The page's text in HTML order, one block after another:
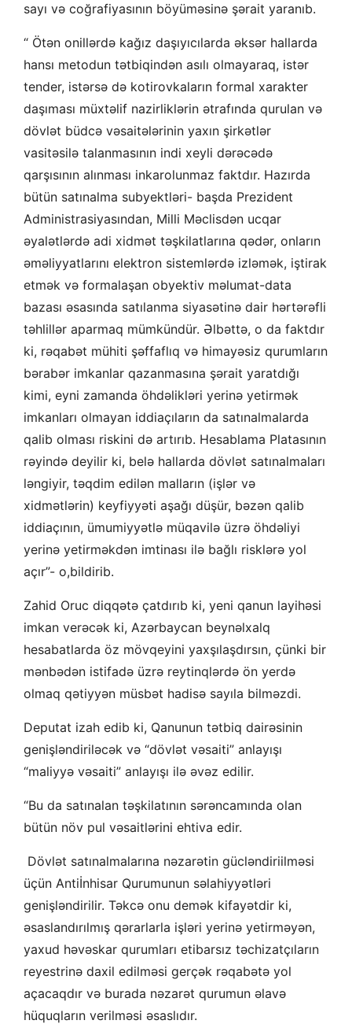
sayı və coğrafiyasının böyüməsinə şərait yaranıb.
“ Ötən onillərdə kağız daşıyıcılarda əksər hallarda
hansı metodun tətbiqindən asılı olmayaraq, istər
tender, istərsə də kotirovkaların formal xarakter
daşıması müxtəlif nazirliklərin ətrafında qurulan və
dövlət büdcə vəsaitələrinin yaxın şirkətlər
vasitəsilə talanmasının indi xeyli dərəcədə
qarşısının alınması inkarolunmaz faktdır. Hazırda
bütün satınalma subyektləri- başda Prezident
Administrasiyasından, Milli Məclisdən ucqar
əyalətlərdə adi xidmət təşkilatlarına qədər, onların
əməliyyatlarını elektron sistemlərdə izləmək, iştirak
etmək və formalaşan obyektiv məlumat-data
bazası əsasında satılanma siyasətinə dair hərtərəfli
təhlillər aparmaq mümkündür. Əlbəttə, o da faktdır
ki, rəqabət mühiti şəffaflıq və himayəsiz qurumların
bərabər imkanlar qazanmasına şərait yaratdığı
kimi, eyni zamanda öhdəlikləri yerinə yetirmək
imkanları olmayan iddiaçıların da satınalmalarda
qalib olması riskini də artırıb. Hesablama Platasının
rəyində deyilir ki, belə hallarda dövlət satınalmaları
ləngiyir, təqdim edilən malların (işlər və
xidmətlərin) keyfiyyəti aşağı düşür, bəzən qalib
iddiaçının, ümumiyyətlə müqavilə üzrə öhdəliyi
yerinə yetirməkdən imtinası ilə bağlı risklərə yol
açır”- o,bildirib.
Zahid Oruc diqqətə çatdırıb ki, yeni qanun layihəsi
imkan verəcək ki, Azərbaycan beynəlxalq
hesabatlarda öz mövqeyini yaxşılaşdırsın, çünki bir
mənbədən istifadə üzrə reytinqlərdə ön yerdə
olmaq qətiyyən müsbət hadisə sayıla bilməzdi.
Deputat izah edib ki, Qanunun tətbiq dairəsinin
genişləndiriləcək və “dövlət vəsaiti” anlayışı
“maliyyə vəsaiti” anlayışı ilə əvəz edilir.
“Bu da satınalan təşkilatının sərəncamında olan
bütün növ pul vəsaitlərini ehtiva edir.
Dövlət satınalmalarına nəzarətin gücləndiriilməsi
üçün Antiİnhisar Qurumunun səlahiyyətləri
genişləndirilir. Təkcə onu demək kifayətdir ki,
əsaslandırılmış qərarlarla işləri yerinə yetirməyən,
yaxud həvəskar qurumları etibarsız təchizatçıların
reyestrinə daxil edilməsi gerçək rəqabətə yol
açacaqdır və burada nəzarət qurumun əlavə
hüquqların verilməsi əsaslıdır.